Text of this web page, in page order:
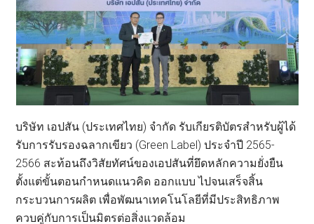
บริษัท เอปสัน (ประเทศไทย) จำกัด รับเกียรติบัตรสำหรับผู้ได้
รับการรับรองฉลากเขียว (Green Label) ประจำปี 2565-
2566 สะท้อนถึงวิสัยทัศน์ของเอปสันที่ยึดหลักความยั่งยืน
ตั้งแต่ขั้นตอนกำหนดแนวคิด ออกแบบ ไปจนเสร็จสิ้น
กระบวนการผลิต เพื่อพัฒนาเทคโนโลยีที่มีประสิทธิภาพ
ควบคู่กับการเป็นมิตรต่อสิ่งแวดล้อม